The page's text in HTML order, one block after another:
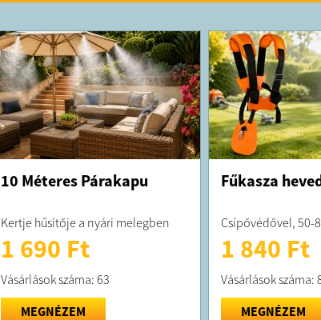
10 Méteres Párakapu
Kertje hűsítője a nyári melegben
1 690 Ft
Vásárlások száma: 63
MEGNÉZEM
Fűkasza
Csípővédővel, 50-
1 840 Ft
Vásárlások száma:
MEGNÉZEM